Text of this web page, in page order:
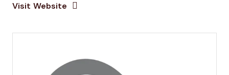
Visit Website Opens New Window